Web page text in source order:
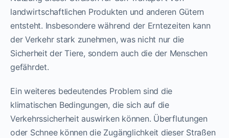
landwirtschaftlichen Produkten und anderen Gütern
entsteht. Insbesondere während der Erntezeiten kann
der Verkehr stark zunehmen, was nicht nur die
Sicherheit der Tiere, sondern auch die der Menschen
gefährdet.
Ein weiteres bedeutendes Problem sind die
klimatischen Bedingungen, die sich auf die
Verkehrssicherheit auswirken können. Überflutungen
oder Schnee können die Zugänglichkeit dieser Straßen